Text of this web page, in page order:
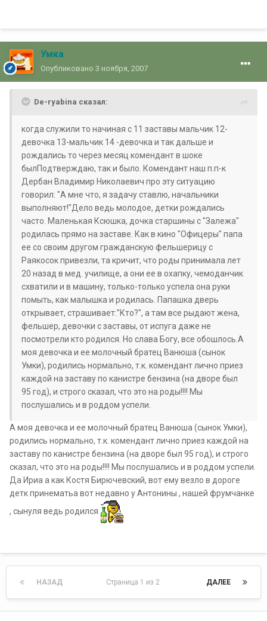
Умка
Опубликовано 3 ноября, 2007
De-ryabina сказал:
когда служили то начиная с 11 заставы мальчик 12-
девочка 13-мальчик 14 -девочка и так дальше и
рождались то через месяц комендант в шоке
былПодтверждаю, так и было. Комендант наш п.п-к
Дербан Владимир Николаевич про эту ситуацию
говорил: "А мне что, я задачу ставлю, начальники
выполняют!"Дело ведь молодое, детки рождались
часто. Маленькая Ксюшка, дочка старшины с "Залежа"
родилась прямо на заставе. Как в кино "Офицеры" папа
ее со своим другом гражданскую фельшерицу с
Раякосок привезли, та кричит, что роды принимала лет
20 назад в мед. училище, а они ее в охапку, чемоданчик
схватили и в машину, только-только успела она руки
помыть, как малышка и родилась. Папашка дверь
открывает, страшивает:"Кто?", а там все рыдают жена,
фельшер, девочки с заставы, от испуга даже не
посмотрели кто родился. Но слава Богу, все обошлось.А
моя девочка и ее молочный братец Ванюша (сынок
Умки), родились нормально, т.к. комендант лично приез
каждой на заставу по канистре бензина (на дворе был
95 год), и строго сказал, что это на роды!!!! Мы
послушались и в роддом успели.
А моя девочка и ее молочный братец Ванюша (сынок Умки),
родились нормально, т.к. комендант лично приез каждой на
заставу по канистре бензина (на дворе был 95 год), и строго
сказал, что это на роды!!!! Мы послушались и в роддом успели.
Да Ириа а как Костя Бирючевский, вот ему везло в дороге
детк принематьа вот недавно у Антонины , нашей фрумчанке
, сынуля ведь родился
НАЗАД ДАЛЕЕ
Страница 1 из 2